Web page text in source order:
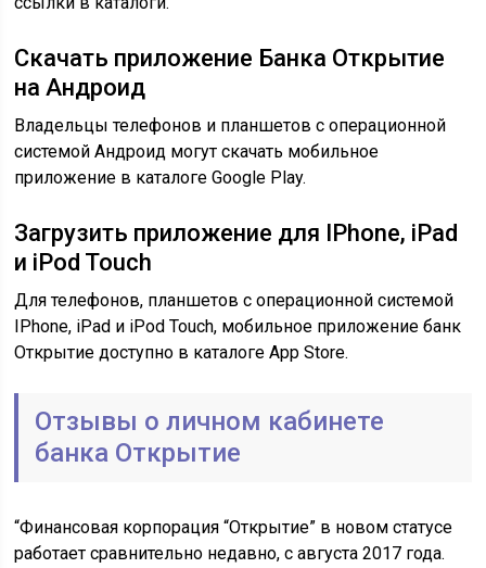
Скачать приложение Банка Открытие
на Андроид
Владельцы телефонов и планшетов с операционной
системой Андроид могут скачать мобильное
приложение в каталоге Google Play.
Загрузить приложение для IPhone, iPad
и iPod Touch
Для телефонов, планшетов с операционной системой
IPhone, iPad и iPod Touch, мобильное приложение банк
Открытие доступно в каталоге App Store.
Отзывы о личном кабинете
банка Открытие
“Финансовая корпорация “Открытие” в новом статусе
работает сравнительно недавно, с августа 2017 года.